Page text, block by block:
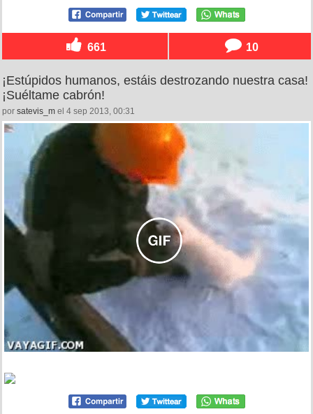
661 10
¡Estúpidos humanos, estáis destrozando nuestra casa!
¡Suéltame cabrón!
por satevis_m el 4 sep 2013, 00:31